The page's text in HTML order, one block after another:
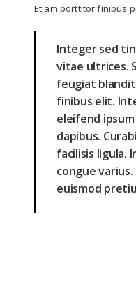
Etiam porttitor finibus
Integer sed
vitae ultrices.
feugiat
finibus elit.
eleifend
dapibus.
facilisis ligula.
congue
euismod